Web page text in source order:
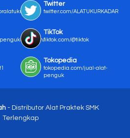
Twitter
twitter.com/ALATUKURKADAR
TikTok
tiktok.com/@tiktok
Tokopedia
tokopedia.com/jual-alat-
penguk
- Distributor Alat Praktek SMK
Terlengkap